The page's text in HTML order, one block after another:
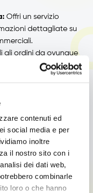
contenuti ed
social media e per
inoltre
il nostro sito con i
dei dati web,
combinarle
loro o che hanno
Offri un servizio
dettagliate su
gli ordini da ovunque
anche offline
per agenti si integra a
un CRM su
ai Moduli